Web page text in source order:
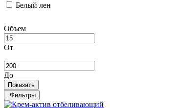
Белый лен
Объем
От
До
Показать
Фильтры